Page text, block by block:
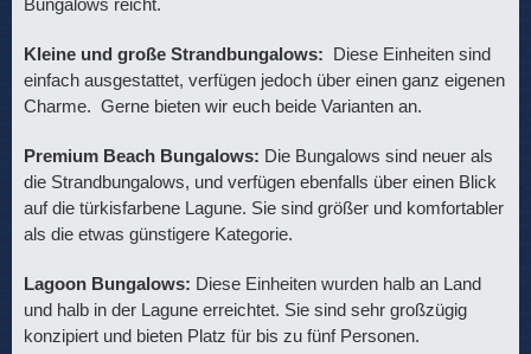
Bungalows reicht.
Kleine und große Strandbungalows: Diese Einheiten sind
einfach ausgestattet, verfügen jedoch über einen ganz eigenen
Charme. Gerne bieten wir euch beide Varianten an.
Premium Beach Bungalows: Die Bungalows sind neuer als
die Strandbungalows, und verfügen ebenfalls über einen Blick
auf die türkisfarbene Lagune. Sie sind größer und komfortabler
als die etwas günstigere Kategorie.
Lagoon Bungalows: Diese Einheiten wurden halb an Land
und halb in der Lagune erreichtet. Sie sind sehr großzügig
konzipiert und bieten Platz für bis zu fünf Personen.